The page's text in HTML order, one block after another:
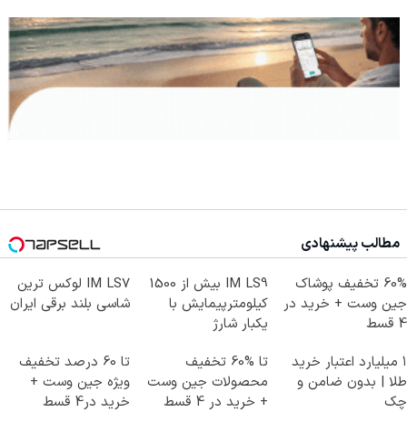
مطالب پیشنهادی
60% تخفیف پوشاک
جین وست + خرید در
4 قسط
IM LS9 بیش از 1500
کیلومترپیمایش با
یکبار شارژ
IM LS7 لوکس ترین
شاسی بلند برقی ایران
۱ میلیارد اعتبار خرید
طلا | بدون ضامن و
چک
تا %60 تخفیف
محصولات جین وست
+ خرید در 4 قسط
تا 60 درصد تخفیف
ویژه جین وست +
خرید در4 قسط